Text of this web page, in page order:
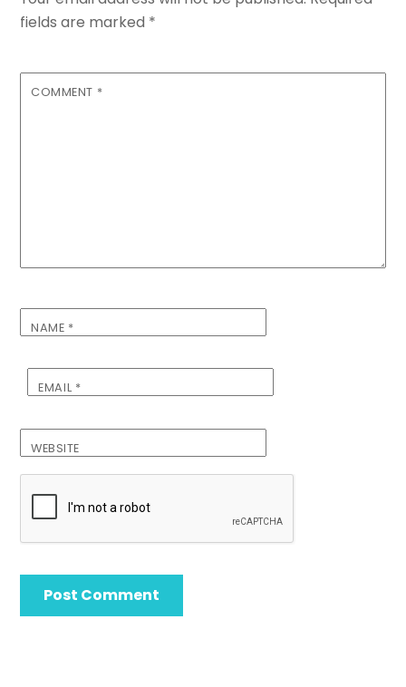
fields are marked *
COMMENT *
NAME *
EMAIL *
WEBSITE